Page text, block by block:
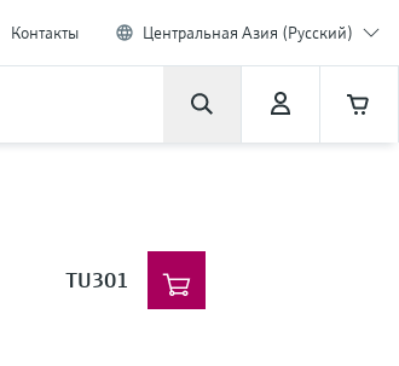
Контакты Центральная Азия (Русский)
TU301